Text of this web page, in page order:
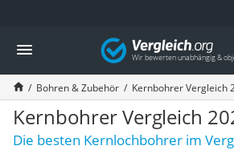
Die beliebtesten Vergleiche nach Kategorie
Baumarkt
Tresor feuerfest
Makita-Akku-Rasenmäher
Kappsäge
Smartes Türschloss
Akku-Rasentrimmer
Vergleich
Bohren & Zubehör Kernbohrer Vergleich
Kernbohrer Vergleich
Die besten Kernlochbohrer im